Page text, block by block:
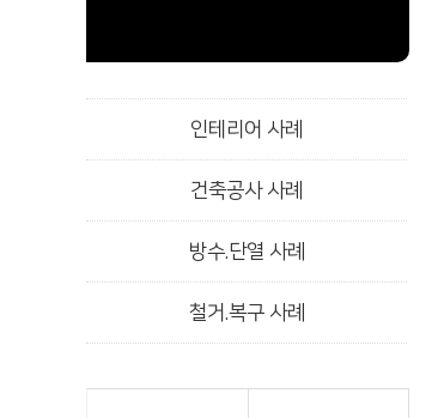
인테리어 사례
건축공사 사례
방수.단열 사례
철거.복구 사례